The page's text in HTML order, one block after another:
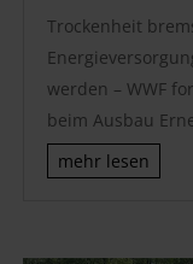
Trockenheit
werden – WWF
beim Ausbau
mehr lesen